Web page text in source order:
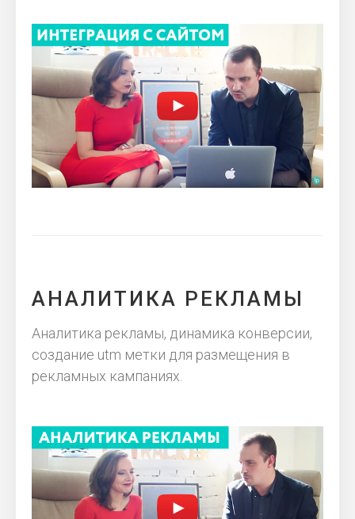
АНАЛИТИКА РЕКЛАМЫ
Аналитика рекламы, динамика конверсии,
создание utm метки для размещения в
рекламных кампаниях.